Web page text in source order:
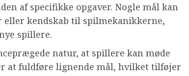
af specifikke opgaver. Nogle mål kan
kendskab til spilmekanikkerne,
spillere.
natur, at spillere kan møde
at fuldføre lignende mål, hvilket tilføjer